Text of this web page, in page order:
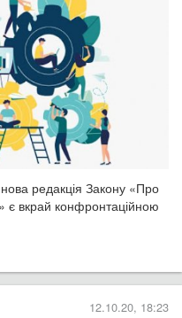
нова редакція Закону «Про
є вкрай конфронтаційною
12.10.20, 18:23